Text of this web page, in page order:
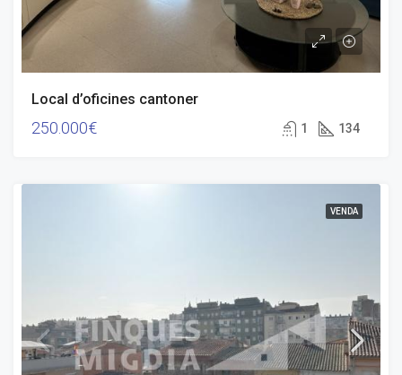
Local d’oficines cantoner
250.000€ 1 134
VENDA